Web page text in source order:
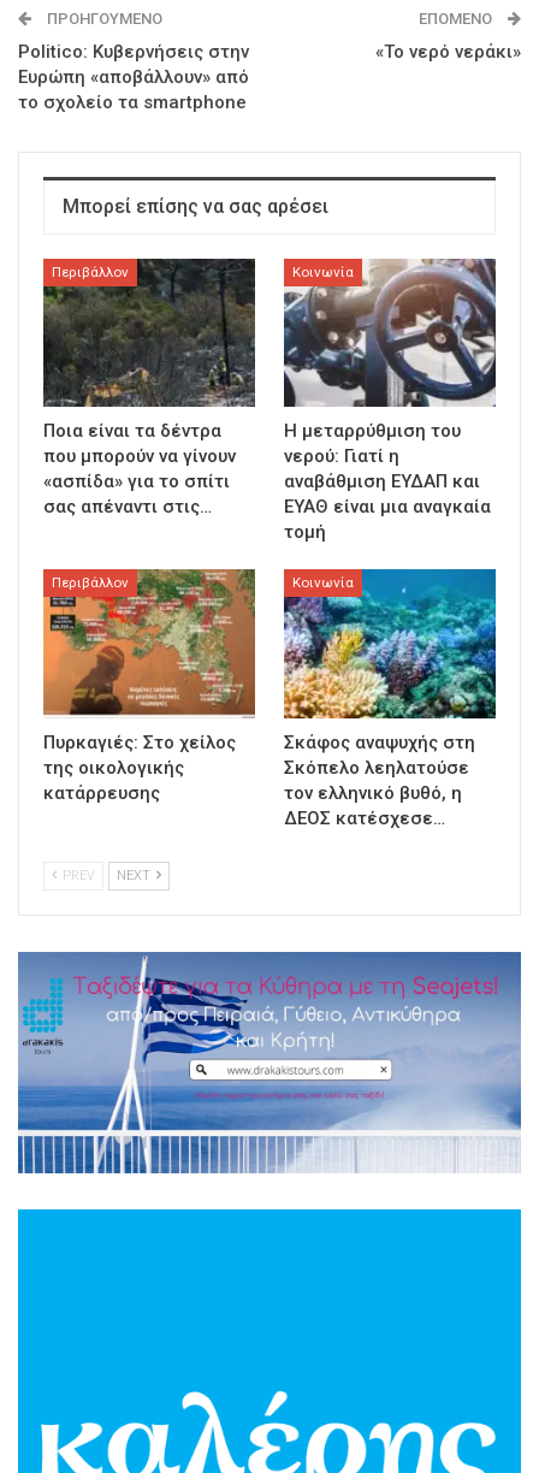
ΠΡΟΗΓΟΎΜΕΝΟ
Politico: Κυβερνήσεις στην
Ευρώπη «αποβάλλουν» από
το σχολείο τα smartphone
ΕΠΌΜΕΝΟ
«Το νερό νεράκι»
Μπορεί επίσης να σας αρέσει
Περιβάλλον
Ποια είναι τα δέντρα
που μπορούν να γίνουν
«ασπίδα» για το σπίτι
σας απέναντι στις…
Κοινωνία
Η μεταρρύθμιση του
νερού: Γιατί η
αναβάθμιση ΕΥΔΑΠ και
ΕΥΑΘ είναι μια αναγκαία
τομή
Περιβάλλον
Πυρκαγιές: Στο χείλος
της οικολογικής
κατάρρευσης
Κοινωνία
Σκάφος αναψυχής στη
Σκόπελο λεηλατούσε
τον ελληνικό βυθό, η
ΔΕΟΣ κατέσχεσε…
PREV NEXT